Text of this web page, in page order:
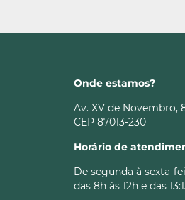
Onde estamos?
Av. XV de Novembro,
CEP 87013-230
Horário de
De segunda à sexta-
das 8h às 12h e das